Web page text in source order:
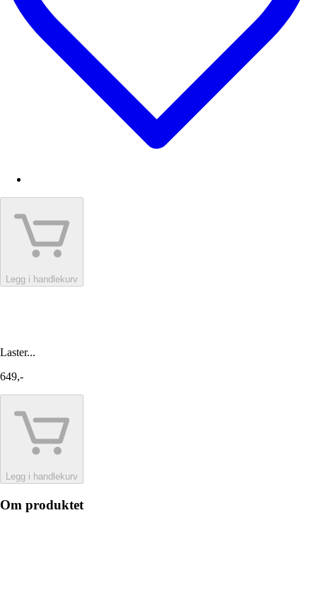
Legg i handlekurv
Laster...
649,-
Legg i handlekurv
Om produktet